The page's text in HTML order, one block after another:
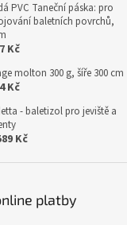
PVC Taneční páska: pro
baletních povrchů,
Kč
molton 300 g, šíře 300 cm
Kč
- baletizol pro jeviště a
Kč
platby